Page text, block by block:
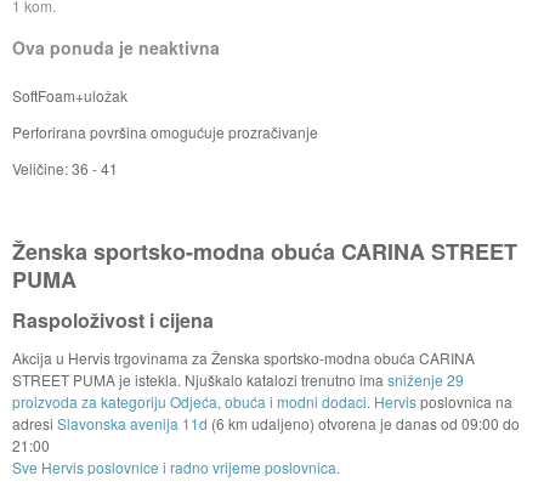
1 kom.
Ova ponuda je neaktivna
SoftFoam+uložak
Perforirana površina omogućuje prozračivanje
Veličine: 36 - 41
Ženska sportsko-modna obuća CARINA STREET
PUMA
Raspoloživost i cijena
Akcija u Hervis trgovinama za Ženska sportsko-modna obuća CARINA
STREET PUMA je istekla. Njuškalo katalozi trenutno ima sniženje 29
proizvoda za kategoriju Odjeća, obuća i modni dodaci. Hervisposlovnica na
adresi Slavonska avenija 11d (6 km udaljeno) otvorena je danas od 09:00 do
21:00
Sve Hervis poslovnice i radno vrijeme poslovnica.